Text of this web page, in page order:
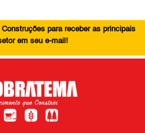
para receber as principais
em seu e-mail!